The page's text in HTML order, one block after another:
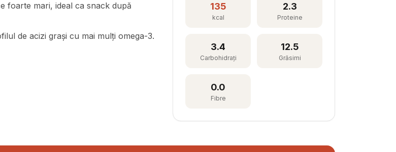
foarte mari, ideal ca snack după
de acizi grași cu mai mulți omega-3.
135
kcal
2.3
Proteine
3.4
Carbohidrați
12.5
Grăsimi
0.0
Fibre